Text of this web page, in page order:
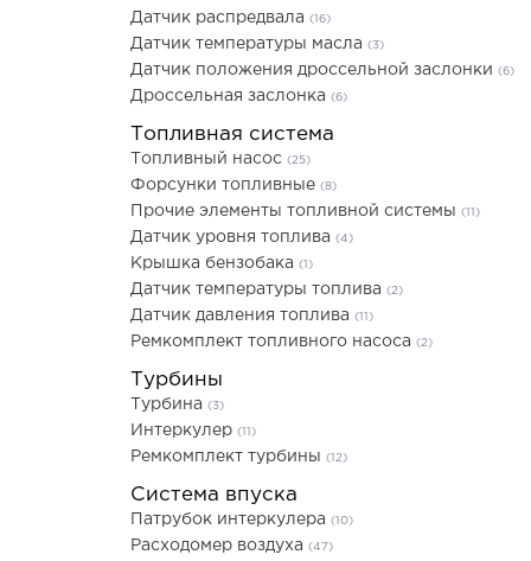
Датчик распредвала (16)
Датчик температуры масла (3)
Датчик положения дроссельной заслонки (6)
Дроссельная заслонка (6)
Топливная система
Топливный насос (25)
Форсунки топливные (8)
Прочие элементы топливной системы (11)
Датчик уровня топлива (4)
Крышка бензобака (1)
Датчик температуры топлива (2)
Датчик давления топлива (11)
Ремкомплект топливного насоса (2)
Турбины
Турбина (3)
Интеркулер (11)
Ремкомплект турбины (12)
Система впуска
Патрубок интеркулера (10)
Расходомер воздуха (47)